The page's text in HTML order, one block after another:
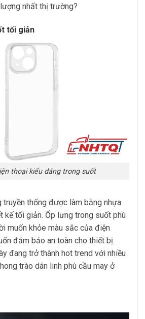
nhất thị trường?
tối giản
thoại kiểu dáng trong suốt
thống được làm bằng nhựa
kế tối giản. Ốp lưng trong suốt phù
muốn khỏe màu sắc của điện
đảm bảo an toàn cho thiết bị.
đang trở thành hot trend với nhiều
trào dán linh phù cầu may ở